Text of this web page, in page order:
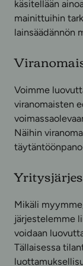
käsitellään
mainittuihin
lainsäädännön
Voimme
viranomaisten
Näihin
Mikäli
järjestelemme
voidaan
Tällaisessa